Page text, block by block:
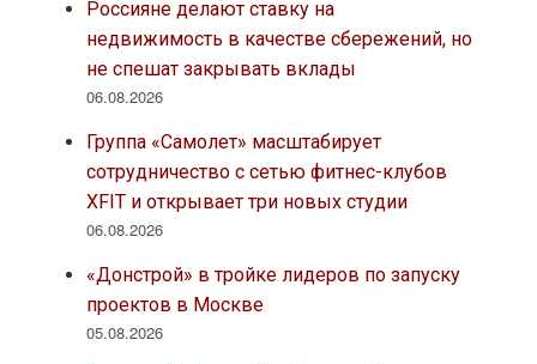
Россияне делают ставку на
недвижимость в качестве сбережений, но
не спешат закрывать вклады
06.08.2026
Группа «Самолет» масштабирует
сотрудничество с сетью фитнес-клубов
XFIT и открывает три новых студии
06.08.2026
«Донстрой» в тройке лидеров по запуску
проектов в Москве
05.08.2026